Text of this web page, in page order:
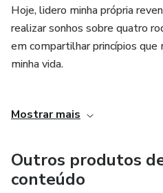
Hoje, lidero minha própria
realizar sonhos sobre quatro
em compartilhar princípios
minha vida.
bens materiais. Ela nasce da
tiraram das dificuldades e me
Mostrar mais
Outros produtos
conteúdo